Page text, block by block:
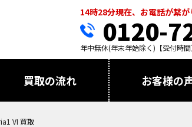
14時28分現在、お電話が繋
0120-
年中無休(年末年始除く)【受付時
買取の流れ お客様の
VI 買取